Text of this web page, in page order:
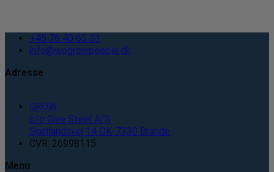
+45 76 40 65 33
info@wegrowpeople.dk
Adresse
GROW
c/o Give Steel A/S
Sjællandsvej 14 DK-7330 Brande
CVR: 26998115
Menu